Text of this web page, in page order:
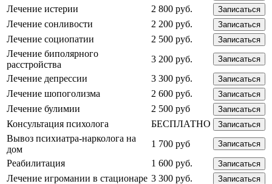
Лечение истерии 2 800 руб. Записаться
Лечение сонливости 2 200 руб. Записаться
Лечение социопатии 2 500 руб. Записаться
Лечение биполярного
расстройства
3 200 руб. Записаться
Лечение депрессии 3 300 руб. Записаться
Лечение шопоголизма 2 600 руб. Записаться
Лечение булимии 2 500 руб Записаться
Консультация психолога БЕСПЛАТНО Записаться
Вывоз психиатра-нарколога на
дом
1 700 руб Записаться
Реабилитация 1 600 руб. Записаться
Лечение игромании в стационаре 3 300 руб. Записаться